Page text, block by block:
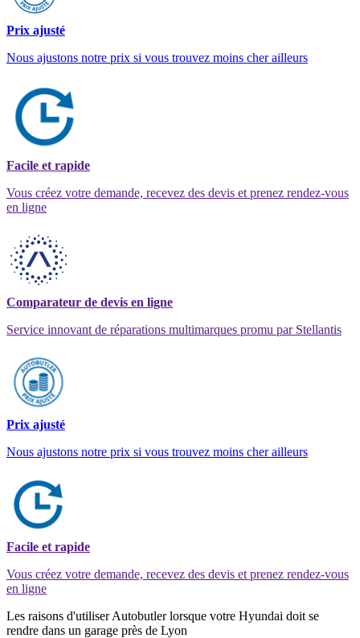
Prix ajusté
Nous ajustons notre prix si vous trouvez moins cher ailleurs
Facile et rapide
Vous créez votre demande, recevez des devis et prenez rendez-vous
en ligne
Comparateur de devis en ligne
Service innovant de réparations multimarques promu par Stellantis
Prix ajusté
Nous ajustons notre prix si vous trouvez moins cher ailleurs
Facile et rapide
Vous créez votre demande, recevez des devis et prenez rendez-vous
en ligne
Les raisons d'utiliser Autobutler lorsque votre Hyundai doit se
rendre dans un garage près de Lyon